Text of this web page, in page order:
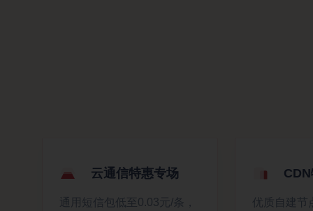
云通信特惠专场
通用短信包低至0.03元/条，
优质自建节